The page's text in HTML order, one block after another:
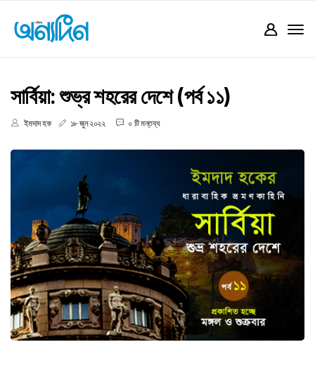
সার্বিয়া: শুভ্র শহরের দেশে (পর্ব ১১)
ইমদাদ হক ১৮ জুন ২০২২ ০ টি মন্তব্য